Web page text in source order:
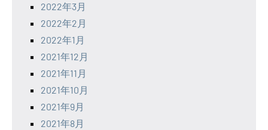
2022年3月
2022年2月
2022年1月
2021年12月
2021年11月
2021年10月
2021年9月
2021年8月